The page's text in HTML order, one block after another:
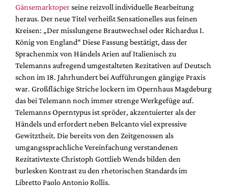
Gänsemarktoperseine reizvoll individuelle Bearbeitung
heraus. Der neue Titel verheißt Sensationelles aus feinen
Kreisen: „Der misslungene Brautwechsel oder Richardus I.
König von England“ Diese Fassung bestätigt, dass der
Sprachenmix von Händels Arien auf Italienisch zu
Telemanns aufregend umgestalteten Rezitativen auf Deutsch
schon im 18. Jahrhundert bei Aufführungen gängige Praxis
war. Großflächige Striche lockern im Opernhaus Magdeburg
das bei Telemann noch immer strenge Werkgefüge auf.
Telemanns Operntypus ist spröder, akzentuierter als der
Händels und erfordert neben Belcanto viel expressive
Gewitztheit. Die bereits von den Zeitgenossen als
umgangssprachliche Vereinfachung verstandenen
Rezitativtexte Christoph Gottlieb Wends bilden den
burlesken Kontrast zu den rhetorischen Standards im
Libretto Paolo Antonio Rollis.